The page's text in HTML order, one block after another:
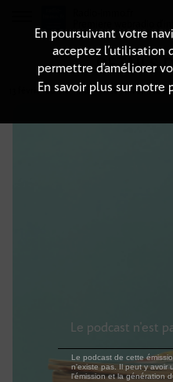
DÉTAILS
13 février 2026à 11h00, durée : Invalid date
En poursuivant votre
acceptez l’utilisation
permettre d’améliorer
En savoir plus sur notre
Le podcast n'est
Le podcast de cette
n'existe pas. Il peut y avoir
l'émission et la génération